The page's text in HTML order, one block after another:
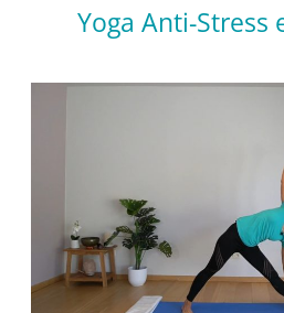
Yoga Anti-Stress